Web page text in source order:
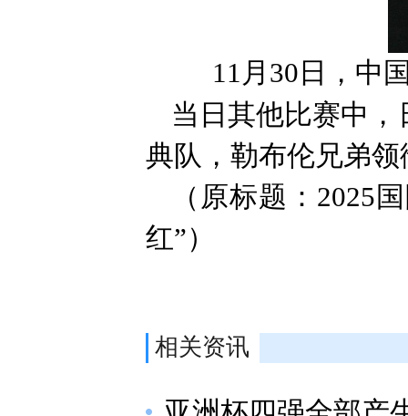
11月30日，中
当日其他比赛中
典队，勒布伦兄弟
（原标题：2025
红”）
相关资讯